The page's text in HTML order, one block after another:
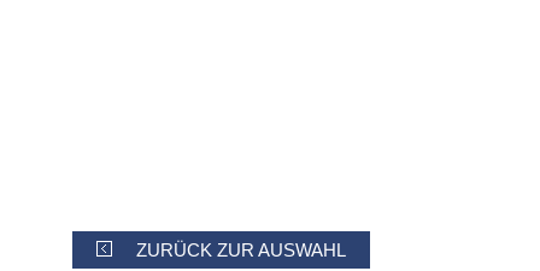
ZURÜCK ZUR AUSWAHL